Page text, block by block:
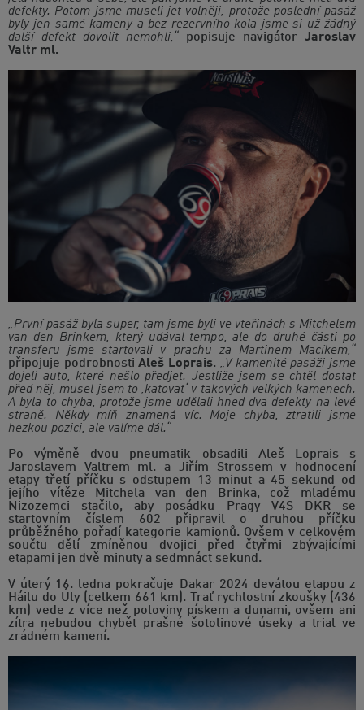
defekty. Potom jsme museli jet volněji, protože poslední pasáž
byly jen samé kameny a bez rezervního kola jsme si už žádný
další defekt dovolit nemohli,“
popisuje navigátor Jaroslav
Valtr ml.
„První pasáž byla super, tam jsme byli ve vteřinách s Mitchelem
van den Brinkem, který udával tempo, ale do druhé části po
transferu jsme startovali v prachu za Martinem Macíkem,“
připojuje podrobnostiAleš Loprais. „V kamenité pasáži jsme
dojeli auto, které nešlo předjet. Jestliže jsem se chtěl dostat
před něj, musel jsem to ‚katovat‘ v takových velkých kamenech.
A byla to chyba, protože jsme udělali hned dva defekty na levé
straně. Někdy míň znamená víc. Moje chyba, ztratili jsme
hezkou pozici, ale valíme dál.“
Po výměně dvou pneumatik obsadili Aleš Loprais s
Jaroslavem Valtrem ml. a Jiřím Strossem v hodnocení
etapy třetí příčku s odstupem 13 minut a 45 sekund od
jejího vítěze Mitchela van den Brinka, což mladému
Nizozemci stačilo, aby posádku Pragy V4S DKR se
startovním číslem 602 připravil o druhou příčku
průběžného pořadí kategorie kamionů. Ovšem v celkovém
součtu dělí zmíněnou dvojici před čtyřmi zbývajícími
etapami jen dvě minuty a sedmnáct sekund.
V úterý 16. ledna pokračuje Dakar 2024 devátou etapou z
Háilu do Úly (celkem 661 km). Trať rychlostní zkoušky (436
km) vede z více než poloviny pískem a dunami, ovšem ani
zítra nebudou chybět prašné šotolinové úseky a trial ve
zrádném kamení.